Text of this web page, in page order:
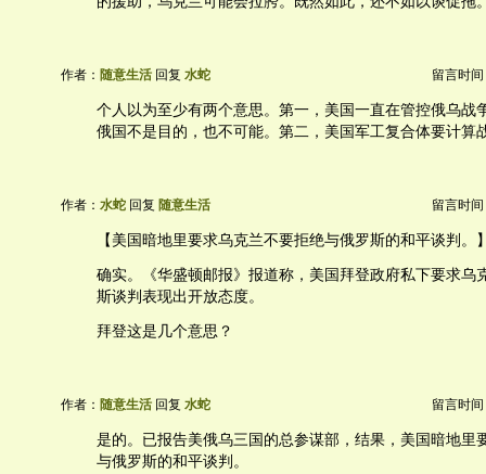
作者： 随意生活 回复 水蛇 留言时间
个人以为至少有两个意思。第一，美国一直在管控俄乌战
俄国不是目的，也不可能。第二，美国军工复合体要计算
作者： 水蛇 回复 随意生活 留言时间
【美国暗地里要求乌克兰不要拒绝与俄罗斯的和平谈判。
确实。《华盛顿邮报》报道称，美国拜登政府私下要求乌
斯谈判表现出开放态度。
拜登这是几个意思？
作者： 随意生活 回复 水蛇 留言时间
是的。已报告美俄乌三国的总参谋部，结果，美国暗地里
与俄罗斯的和平谈判。